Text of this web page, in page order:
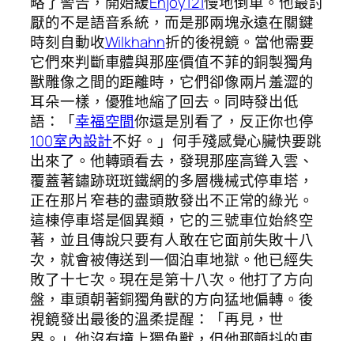
厭的不是語音系統，而是那兩塊永遠在關鍵
時刻自動收Wilkhahn折的後視鏡。當他需要
它們來判斷車體與那座價值不菲的銅製獨角
獸雕像之間的距離時，它們卻像兩片羞澀的
耳朵一樣，優雅地縮了回去。同時發出低
語：「幸福空間你還是別看了，反正你也停
100室內設計不好。」何手殘感覺心臟快要跳
出來了。他轉頭看去，發現那座高聳入雲、
覆蓋著鏽跡斑斑鐵網的多層機械式停車塔，
正在那片窄巷的盡頭散發出不正常的綠光。
這棟停車塔是個異類，它的三號車位始終空
著，並且傳說只要有人敢在它面前失敗十八
次，就會被傳送到一個泊車地獄。他已經失
敗了十七次。現在是第十八次。他打了方向
盤，車頭朝著銅獨角獸的方向猛地偏轉。後
視鏡發出最後的溫柔提醒：「再見，世